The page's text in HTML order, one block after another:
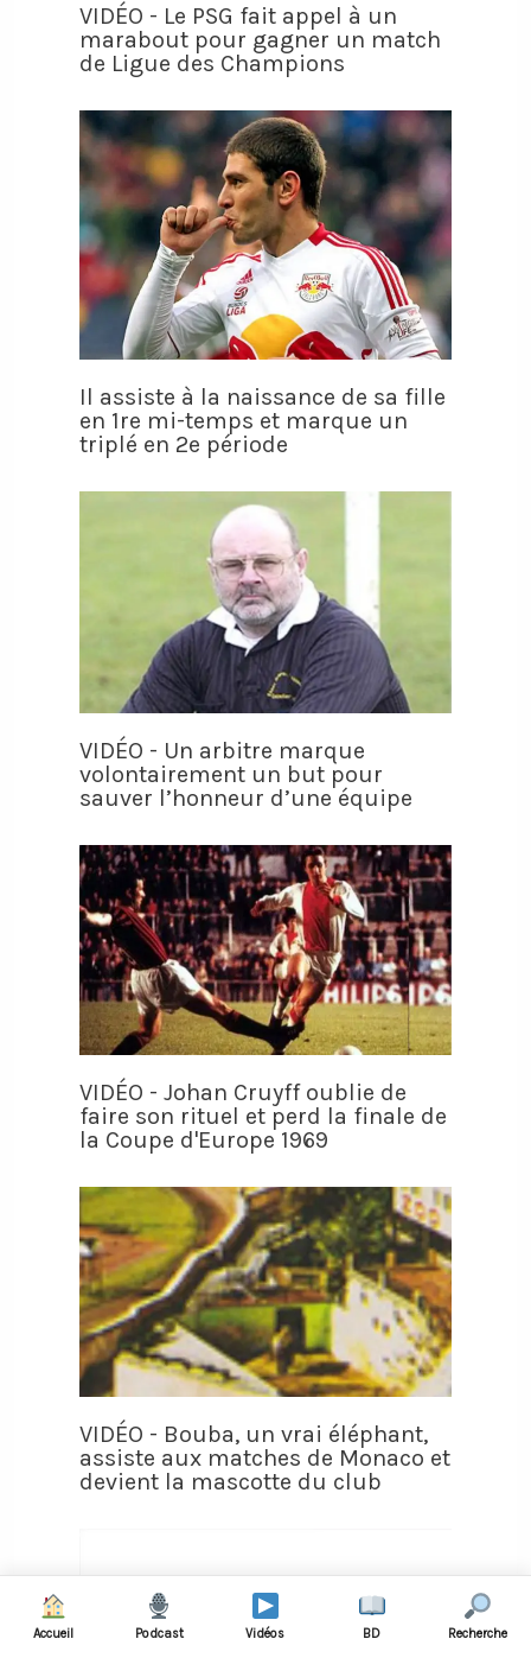
VIDÉO - Le PSG fait appel à un
marabout pour gagner un match
de Ligue des Champions
Il assiste à la naissance de sa fille
en 1re mi-temps et marque un
triplé en 2e période
VIDÉO - Un arbitre marque
volontairement un but pour
sauver l’honneur d’une équipe
VIDÉO - Johan Cruyff oublie de
faire son rituel et perd la finale de
la Coupe d'Europe 1969
VIDÉO - Bouba, un vrai éléphant,
assiste aux matches de Monaco et
devient la mascotte du club
Accueil Podcast Vidéos BD Recherche